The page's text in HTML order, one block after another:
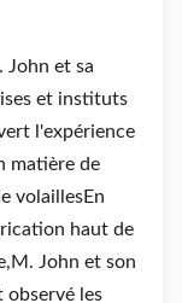
John et sa
et instituts
l'expérience
matière de
volaillesEn
haut de
John et son
observé les